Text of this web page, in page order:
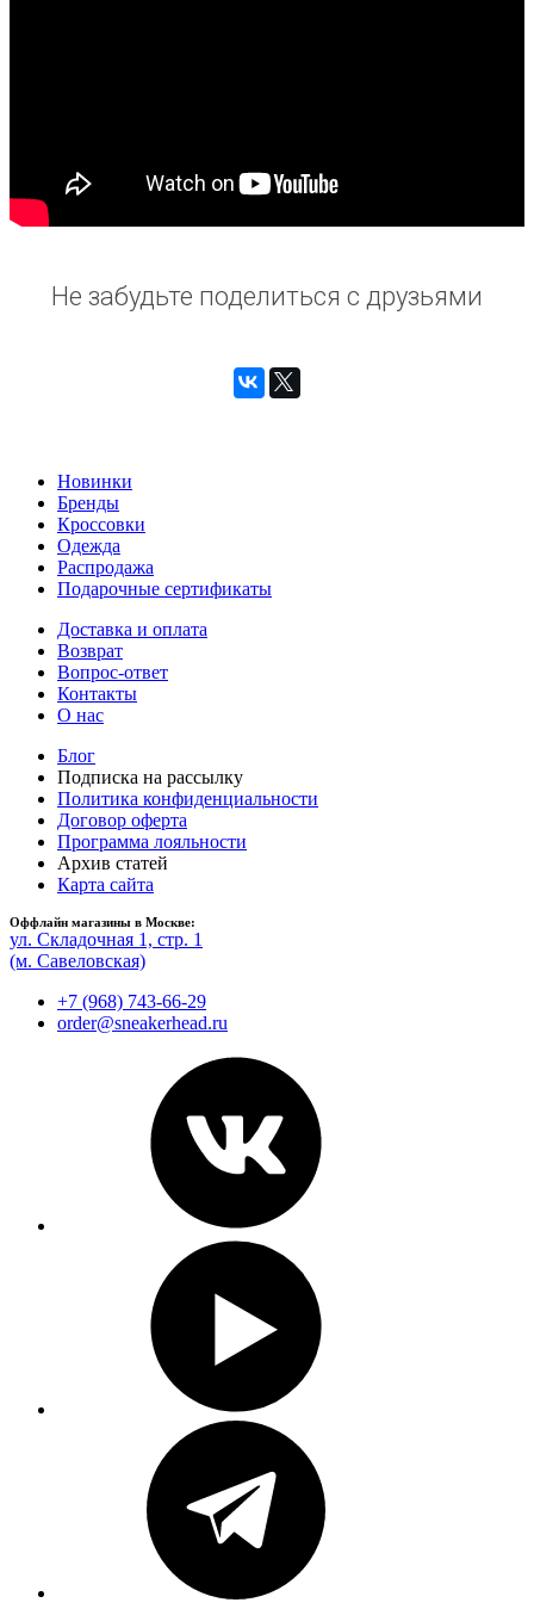
Не забудьте поделиться с друзьями
Новинки
Бренды
Кроссовки
Одежда
Распродажа
Подарочные сертификаты
Доставка и оплата
Возврат
Вопрос-ответ
Контакты
О нас
Блог
Подписка на рассылку
Политика конфиденциальности
Договор оферта
Программа лояльности
Архив статей
Карта сайта
Оффлайн магазины в Москве:
ул. Складочная 1, стр. 1
(м. Савеловская)
+7 (968) 743-66-29
order@sneakerhead.ru